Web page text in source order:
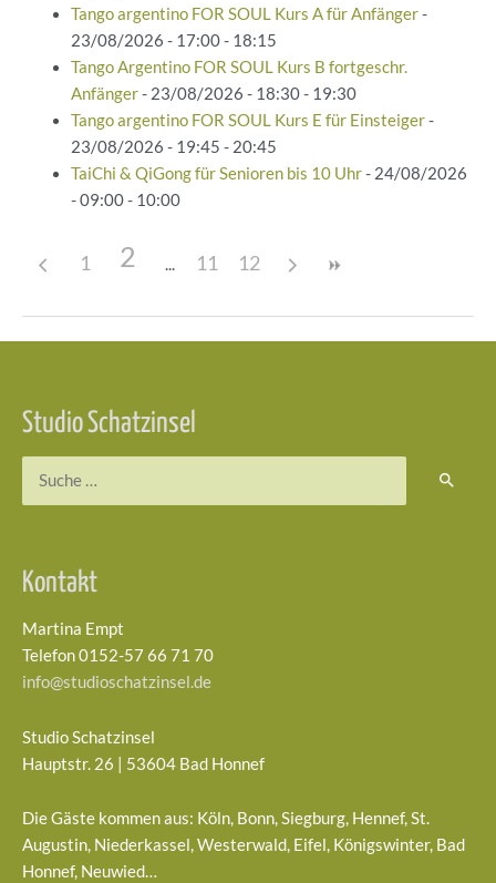
Tango argentino FOR SOUL Kurs A für Anfänger-
23/08/2026 - 17:00 - 18:15
Tango Argentino FOR SOUL Kurs B fortgeschr.
Anfänger- 23/08/2026 - 18:30 - 19:30
Tango argentino FOR SOUL Kurs E für Einsteiger-
23/08/2026 - 19:45 - 20:45
TaiChi & QiGong für Senioren bis 10 Uhr- 24/08/2026
- 09:00 - 10:00
1 2 11 12
Studio Schatzinsel
Kontakt
Martina Empt
Telefon 0152-57 66 71 70
info@studioschatzinsel.de
Studio Schatzinsel
Hauptstr. 26 | 53604 Bad Honnef
Die Gäste kommen aus: Köln, Bonn, Siegburg, Hennef, St.
Augustin, Niederkassel, Westerwald, Eifel, Königswinter, Bad
Honnef, Neuwied…